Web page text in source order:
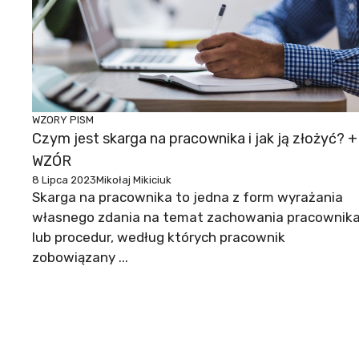
WZORY PISM
Czym jest skarga na pracownika i jak ją złożyć? +
WZÓR
8 Lipca 2023Mikołaj Mikiciuk
Skarga na pracownika to jedna z form wyrażania
własnego zdania na temat zachowania
lub procedur, według których pracownik
zobowiązany ...